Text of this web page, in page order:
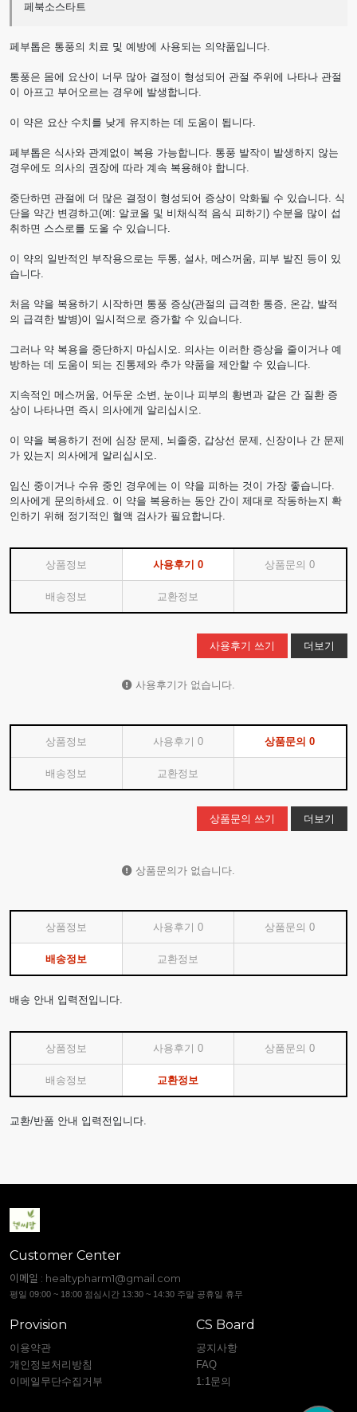
페북소스타트
페부톱은 통풍의 치료 및 예방에 사용되는 의약품입니다.
통풍은 몸에 요산이 너무 많아 결정이 형성되어 관절 주위에 나타나 관절
이 아프고 부어오르는 경우에 발생합니다.
이 약은 요산 수치를 낮게 유지하는 데 도움이 됩니다.
페부톱은 식사와 관계없이 복용 가능합니다. 통풍 발작이 발생하지 않는
경우에도 의사의 권장에 따라 계속 복용해야 합니다.
중단하면 관절에 더 많은 결정이 형성되어 증상이 악화될 수 있습니다. 식
단을 약간 변경하고(예: 알코올 및 비채식적 음식 피하기) 수분을 많이 섭
취하면 스스로를 도울 수 있습니다.
이 약의 일반적인 부작용으로는 두통, 설사, 메스꺼움, 피부 발진 등이 있
습니다.
처음 약을 복용하기 시작하면 통풍 증상(관절의 급격한 통증, 온감, 발적
의 급격한 발병)이 일시적으로 증가할 수 있습니다.
그러나 약 복용을 중단하지 마십시오. 의사는 이러한 증상을 줄이거나 예
방하는 데 도움이 되는 진통제와 추가 약품을 제안할 수 있습니다.
지속적인 메스꺼움, 어두운 소변, 눈이나 피부의 황변과 같은 간 질환 증
상이 나타나면 즉시 의사에게 알리십시오.
이 약을 복용하기 전에 심장 문제, 뇌졸중, 갑상선 문제, 신장이나 간 문제
가 있는지 의사에게 알리십시오.
임신 중이거나 수유 중인 경우에는 이 약을 피하는 것이 가장 좋습니다.
의사에게 문의하세요. 이 약을 복용하는 동안 간이 제대로 작동하는지 확
인하기 위해 정기적인 혈액 검사가 필요합니다.
상품정보 사용후기 0 상품문의0
배송정보 교환정보
사용후기 쓰기 더보기
사용후기가 없습니다.
상품정보 사용후기 0 상품문의0
배송정보 교환정보
상품문의 쓰기 더보기
상품문의가 없습니다.
상품정보 사용후기 0 상품문의0
배송정보 교환정보
배송 안내 입력전입니다.
상품정보 사용후기 0 상품문의0
배송정보 교환정보
교환/반품 안내 입력전입니다.
Customer Center
이메일 : healtypharm1@gmail.com
평일 09:00 ~ 18:00 점심시간 13:30 ~ 14:30 주말 공휴일 휴무
Provision
이용약관
개인정보처리방침
이메일무단수집거부
CS Board
공지사항
FAQ
1:1문의